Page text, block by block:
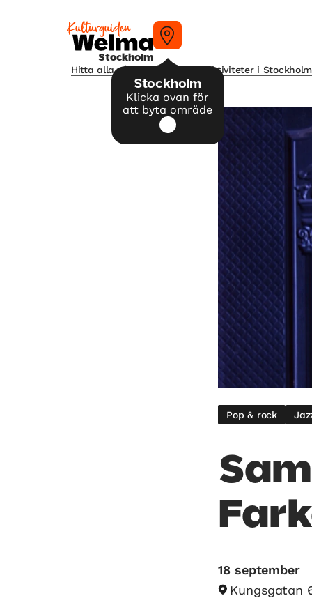
Stockholm
Stockholm
Klicka ovan för
att byta område
Hitta alla våra tips på kulturaktiviteter i Stockholm
Pop & rock
18 september
Kungsgatan